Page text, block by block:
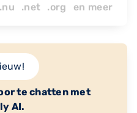
.net .org en meer
te chatten met
AI.